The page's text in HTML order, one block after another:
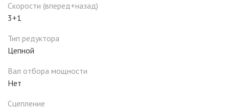
Скорости (вперед+назад)
3+1
Тип редуктора
Цепной
Вал отбора мощности
Нет
Сцепление